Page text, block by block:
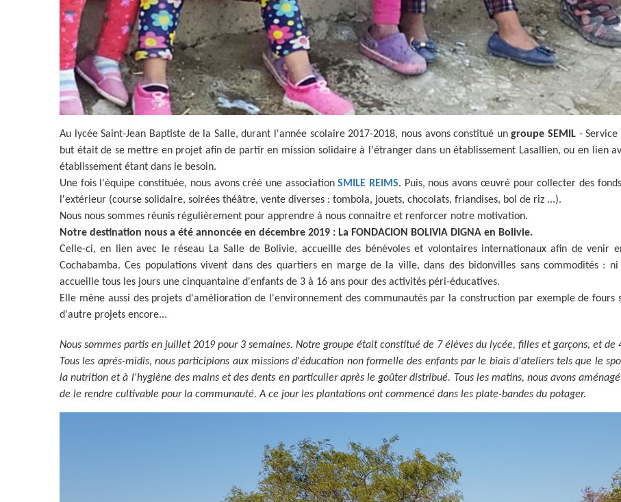
Au lycée Saint-Jean Baptiste de la Salle, durant l'année scolaire 2017-2018, nous avons constitué ungroupe SEMIL -
but était de se mettre en projet afin de partir en mission solidaire à l'étranger dans un établissement Lasallien, ou en lien
établissement étant dans le besoin.
Une fois l'équipe constituée, nous avons créé une associationSMILE REIMS. Puis, nous avons œuvré pour collecter des
l'extérieur (course solidaire, soirées théâtre, vente diverses : tombola, jouets, chocolats, friandises, bol de riz ...).
Nous nous sommes réunis régulièrement pour apprendre à nous connaitre et renforcer notre motivation.
Notre destination nous a été annoncée en décembre 2019 : La FONDACION BOLIVIA DIGNA en Bolivie.
Celle-ci, en lien avec le réseau La Salle de Bolivie, accueille des bénévoles et volontaires internationaux afin de venir
Cochabamba. Ces populations vivent dans des quartiers en marge de la ville, dans des bidonvilles sans commodités :
accueille tous les jours une cinquantaine d'enfants de 3 à 16 ans pour des activités péri-éducatives.
Elle mène aussi des projets d'amélioration de l'environnement des communautés par la construction par exemple de fours
d'autre projets encore...
Nous sommes partis en juillet 2019 pour 3 semaines. Notre groupe était constitué de 7 élèves du lycée, filles et garçons, et de
Tous les après-midis, nous participions aux missions d'éducation non formelle des enfants par le biais d'ateliers tels que le
la nutrition et à l'hygiène des mains et des dents en particulier après le goûter distribué. Tous les matins, nous avons
de le rendre cultivable pour la communauté. A ce jour les plantations ont commencé dans les plate-bandes du potager.